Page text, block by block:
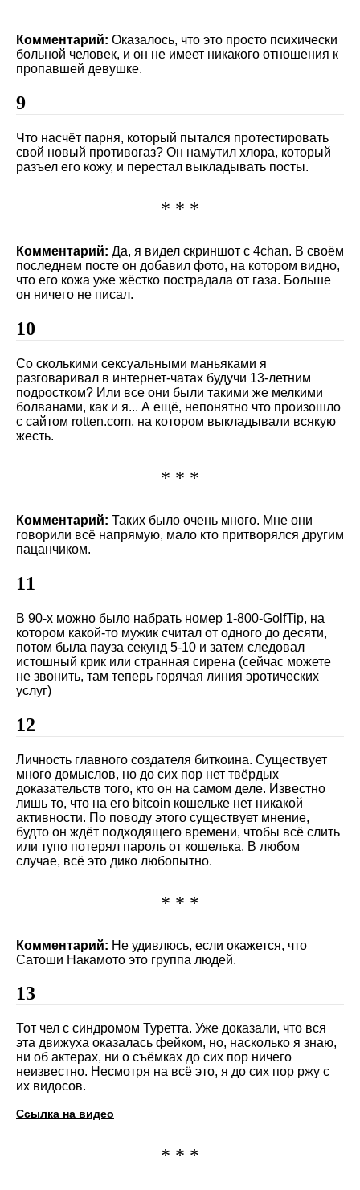
Комментарий: Оказалось, что это просто психически
больной человек, и он не имеет никакого отношения к
пропавшей девушке.
9
Что насчёт парня, который пытался протестировать
свой новый противогаз? Он намутил хлора, который
разъел его кожу, и перестал выкладывать посты.
* * *
Комментарий: Да, я видел скриншот с 4chan. В своём
последнем посте он добавил фото, на котором видно,
что его кожа уже жёстко пострадала от газа. Больше
он ничего не писал.
10
Со сколькими сексуальными маньяками я
разговаривал в интернет-чатах будучи 13-летним
подростком? Или все они были такими же мелкими
болванами, как и я... А ещё, непонятно что произошло
с сайтом rotten.com, на котором выкладывали всякую
жесть.
* * *
Комментарий: Таких было очень много. Мне они
говорили всё напрямую, мало кто притворялся другим
пацанчиком.
11
В 90-х можно было набрать номер 1-800-GolfTip, на
котором какой-то мужик считал от одного до десяти,
потом была пауза секунд 5-10 и затем следовал
истошный крик или странная сирена (сейчас можете
не звонить, там теперь горячая линия эротических
услуг)
12
Личность главного создателя биткоина. Существует
много домыслов, но до сих пор нет твёрдых
доказательств того, кто он на самом деле. Известно
лишь то, что на его bitcoin кошельке нет никакой
активности. По поводу этого существует мнение,
будто он ждёт подходящего времени, чтобы всё слить
или тупо потерял пароль от кошелька. В любом
случае, всё это дико любопытно.
* * *
Комментарий: Не удивлюсь, если окажется, что
Сатоши Накамото это группа людей.
13
Тот чел с синдромом Туретта. Уже доказали, что вся
эта движуха оказалась фейком, но, насколько я знаю,
ни об актерах, ни о съёмках до сих пор ничего
неизвестно. Несмотря на всё это, я до сих пор ржу с
их видосов.
Ссылка на видео
* * *